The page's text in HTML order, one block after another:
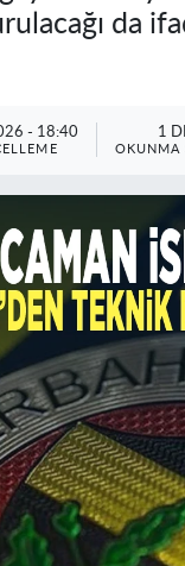
da
- 18:40 1
OKUNMA